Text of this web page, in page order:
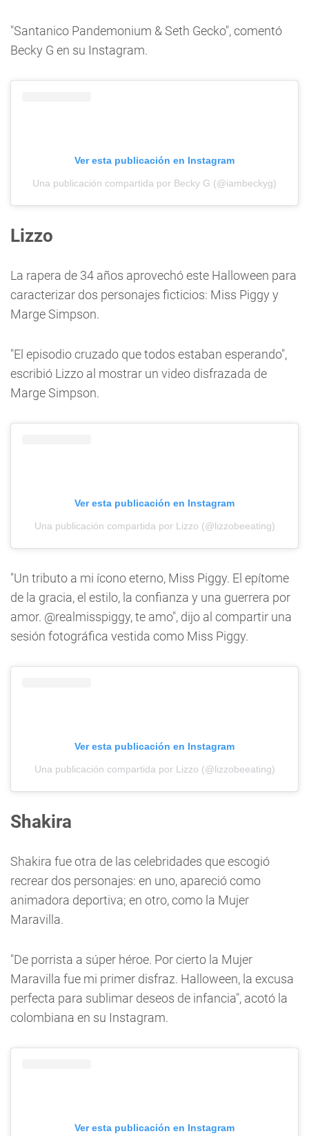
"Santanico Pandemonium & Seth Gecko", comentó
Becky G en su Instagram.
Ver esta publicación en Instagram
Una publicación compartida por Becky G (@iambeckyg)
Lizzo
La rapera de 34 años aprovechó este Halloween para
caracterizar dos personajes ficticios: Miss Piggy y
Marge Simpson.
"El episodio cruzado que todos estaban esperando",
escribió Lizzo al mostrar un video disfrazada de
Marge Simpson.
Ver esta publicación en Instagram
Una publicación compartida por Lizzo (@lizzobeeating)
"Un tributo a mi ícono eterno, Miss Piggy. El epítome
de la gracia, el estilo, la confianza y una guerrera por
amor. @realmisspiggy, te amo", dijo al compartir una
sesión fotográfica vestida como Miss Piggy.
Ver esta publicación en Instagram
Una publicación compartida por Lizzo (@lizzobeeating)
Shakira
Shakira fue otra de las celebridades que escogió
recrear dos personajes: en uno, apareció como
animadora deportiva; en otro, como la Mujer
Maravilla.
"De porrista a súper héroe. Por cierto la Mujer
Maravilla fue mi primer disfraz. Halloween, la excusa
perfecta para sublimar deseos de infancia", acotó la
colombiana en su Instagram.
Ver esta publicación en Instagram